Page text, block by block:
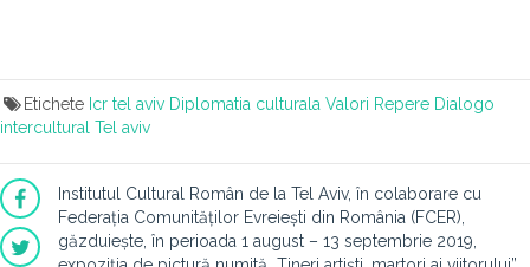
Etichete Icr tel aviv Diplomatia culturala Valori Repere Dialogo
intercultural Tel aviv
Institutul Cultural Român de la Tel Aviv, în colaborare cu
Federația Comunităților Evreiești din România (FCER),
găzduiește, în perioada 1 august – 13 septembrie 2019,